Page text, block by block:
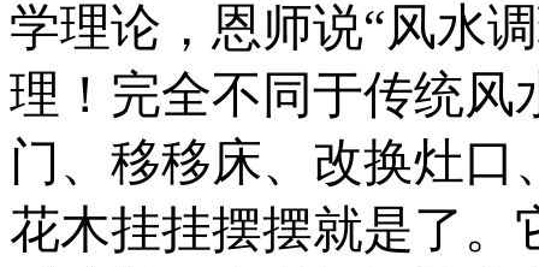
学理论，恩师说“风水
理！完全不同于传统风
门、移移床、改换灶
花木挂挂摆摆就是了。